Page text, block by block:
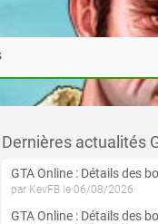
Dernières actualités
par KevFB le 06/08/2026